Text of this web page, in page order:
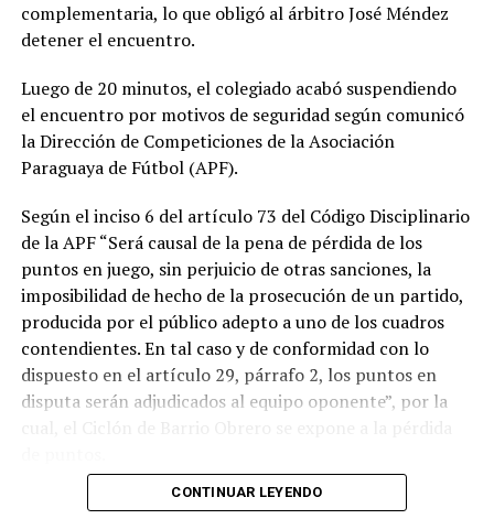
complementaria, lo que obligó al árbitro José Méndez
detener el encuentro.
Luego de 20 minutos, el colegiado acabó suspendiendo
el encuentro por motivos de seguridad según comunicó
la Dirección de Competiciones de la Asociación
Paraguaya de Fútbol (APF).
Según el inciso 6 del artículo 73 del Código Disciplinario
de la APF “Será causal de la pena de pérdida de los
puntos en juego, sin perjuicio de otras sanciones, la
imposibilidad de hecho de la prosecución de un partido,
producida por el público adepto a uno de los cuadros
contendientes. En tal caso y de conformidad con lo
dispuesto en el artículo 29, párrafo 2, los puntos en
disputa serán adjudicados al equipo oponente”, por la
CONTINUAR LEYENDO